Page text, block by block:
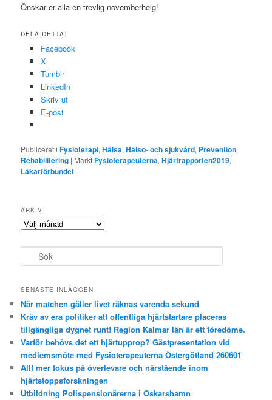
Önskar er alla en trevlig novemberhelg!
DELA DETTA:
Facebook
X
Tumblr
LinkedIn
Skriv ut
E-post
Publicerat i Fysioterapi,Hälsa,Hälso- och sjukvård, Prevention,
Rehabilitering | MärktFysioterapeuterna,Hjärtrapporten2019,
Läkarförbundet
ARKIV
Arkiv
ö
SENASTE INLÄGGEN
När matchen gäller livet räknas varenda sekund
Kräv av era politiker att offentliga hjärtstartare placeras
tillgängliga dygnet runt! Region Kalmar län är ett föredöme.
Varför behövs det ett hjärtupprop? Gästpresentation vid
medlemsmöte med Fysioterapeuterna Östergötland 260601
Allt mer fokus på överlevare och närstående inom
hjärtstoppsforskningen
Utbildning Polispensionärerna i Oskarshamn